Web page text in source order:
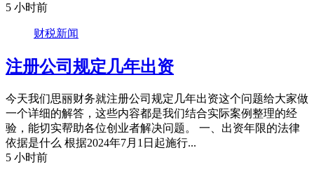
5 小时前
财税新闻
注册公司规定几年出资
今天我们思丽财务就注册公司规定几年出资这个问题给大家做
一个详细的解答，这些内容都是我们结合实际案例整理的经
验，能切实帮助各位创业者解决问题。 一、出资年限的法律
依据是什么 根据2024年7月1日起施行...
5 小时前